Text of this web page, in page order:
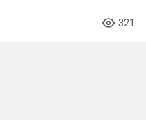
321